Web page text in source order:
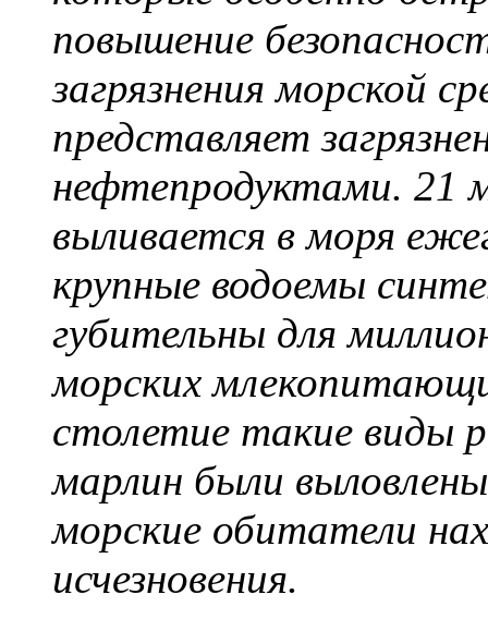
повышение
загрязнения морской
представляет
нефтепродуктами. 21
выливается в моря
крупные водоемы
губительны для
морских
столетие такие виды
марлин были
морские обитатели
исчезновения.